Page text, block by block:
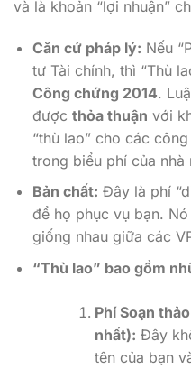
và là khoản “lợi nhuận”
Căn cứ pháp lý: Nếu
tư Tài chính, thì “Thù
Công chứng 2014.
được thỏa thuận với
“thù lao” cho các
trong biểu phí của nhà
Bản chất: Đây là phí
để họ phục vụ bạn.
giống nhau giữa các
“Thù lao” bao gồm
Phí Soạn
nhất): Đây
tên của bạn